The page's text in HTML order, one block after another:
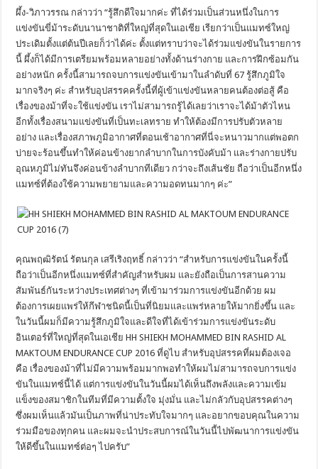
ผึ้ง-วิภาวรรณ กล่าวว่า “รู้สึกดีใจมากค่ะ ที่ได้ร่วมเป็นส่วนหนึ่งในการ
แข่งขันขี่ม้าระดับนานาชาติที่ใหญ่ที่สุดในเอเชีย เรียกว่าเป็นแมทซ์ใหญ่
ประเดิมตั้งแต่ต้นปีเลยก็ว่าได้ค่ะ ตั้งแต่ทราบว่าจะได้ร่วมแข่งขันในรายการ
นี้ ผึ้งก็ได้มีการเตรียมพร้อมหลายอย่างทั้งด้านร่างกาย และการฝึกซ้อมกัน
อย่างหนัก ครั้งนี้สามารถจบการแข่งขันเข้ามาในลำดับที่ 67 รู้สึกภูมิใจ
มากจริงๆ ค่ะ สำหรับอุปสรรคครั้งนี้ที่ผู้เข้าแข่งขันหลายคนต้องต่อสู้ คือ
เรื่องของม้าที่จะใช้แข่งขัน เราไม่สามารถรู้ได้เลยว่าเราจะได้ม้าตัวไหน
อีกทั้งเรื่องสนามแข่งขันที่เป็นทะเลทราย ทำให้ต้องมีการปรับตัวหลาย
อย่าง และเรื่องสภาพภูมิอากาศที่ตอนเช้าอากาศที่นี่จะหนาวมากแต่พอตก
บ่ายจะร้อนขึ้นทำให้ค่อนข้างยากลำบากในการบังคับม้า และร่างกายปรับ
อุณหภูมิไม่ทันจึงค่อนข้างลำบากทีเดียว กว่าจะถึงเส้นชัย ถือว่าเป็นอีกหนึ่ง
แมทซ์ที่ต้องใช้ความพยายามและความอดทนมากๆ ค่ะ”
คุณพฤฒิรัตน์ รัตนกุล เสรีเริงฤทธิ์ กล่าวว่า “สำหรับการแข่งขันในครั้งนี้
ถือว่าเป็นอีกหนึ่งแมทซ์ที่สำคัญสำหรับผม และยังถือเป็นการสานความ
สัมพันธ์กันระหว่างประเทศต่างๆ ที่เข้ามาร่วมการแข่งขันอีกด้วย ผม
ต้องการเผยแพร่ให้กีฬาชนิดนี้เป็นที่นิยมและแพร่หลายให้มากยิ่งขึ้น และ
ในวันนี้ผมก็มีความรู้สึกภูมิใจและดีใจที่ได้เข้าร่วมการแข่งขันระดับ
อินเตอร์ที่ใหญ่ที่สุดในเอเชีย HH SHIEKH MOHAMMED BIN RASHID AL
MAKTOUM ENDURANCE CUP 2016 ที่ดูไบ สำหรับอุปสรรคที่ผมต้องเจอ
คือ เรื่องของม้าที่ไม่มีความพร้อมมากพอทำให้ผมไม่สามารถจบการแข่ง
ขันในแมทซ์นี้ได้ แต่การแข่งขันในวันนี้ผมได้เห็นถึงพลังและความเข้ม
แข็งของสมาชิกในทีมที่มีความตั้งใจ มุ่งมั่น และไม่กลัวกับอุปสรรคต่างๆ
ซึ่งผมเห็นแล้วมันเป็นภาพที่น่าประทับใจมากๆ และอยากขอบคุณในความ
ร่วมมือของทุกคน และผมจะนำประสบการณ์ในวันนี้ไปพัฒนาการแข่งขัน
ให้ดีขึ้นในแมทซ์ต่อๆ ไปครับ”